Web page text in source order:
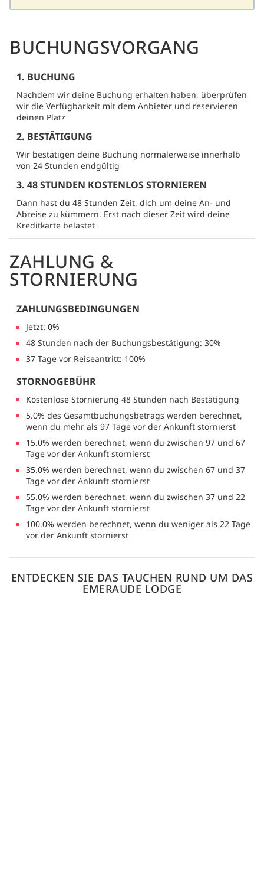
BUCHUNGSVORGANG
1. BUCHUNG
Nachdem wir deine Buchung erhalten haben, überprüfen
wir die Verfügbarkeit mit dem Anbieter und reservieren
deinen Platz
2. BESTÄTIGUNG
Wir bestätigen deine Buchung normalerweise innerhalb
von 24 Stunden endgültig
3. 48 STUNDEN KOSTENLOS STORNIEREN
Dann hast du 48 Stunden Zeit, dich um deine An- und
Abreise zu kümmern. Erst nach dieser Zeit wird deine
Kreditkarte belastet
ZAHLUNG &
STORNIERUNG
ZAHLUNGSBEDINGUNGEN
Jetzt: 0%
48 Stunden nach der Buchungsbestätigung: 30%
37 Tage vor Reiseantritt: 100%
STORNOGEBÜHR
Kostenlose Stornierung 48 Stunden nach Bestätigung
5.0% des Gesamtbuchungsbetrags werden berechnet,
wenn du mehr als 97 Tage vor der Ankunft stornierst
15.0% werden berechnet, wenn du zwischen 97 und 67
Tage vor der Ankunft stornierst
35.0% werden berechnet, wenn du zwischen 67 und 37
Tage vor der Ankunft stornierst
55.0% werden berechnet, wenn du zwischen 37 und 22
Tage vor der Ankunft stornierst
100.0% werden berechnet, wenn du weniger als 22 Tage
vor der Ankunft stornierst
ENTDECKEN SIE DAS TAUCHEN RUND UM DAS
EMERAUDE LODGE